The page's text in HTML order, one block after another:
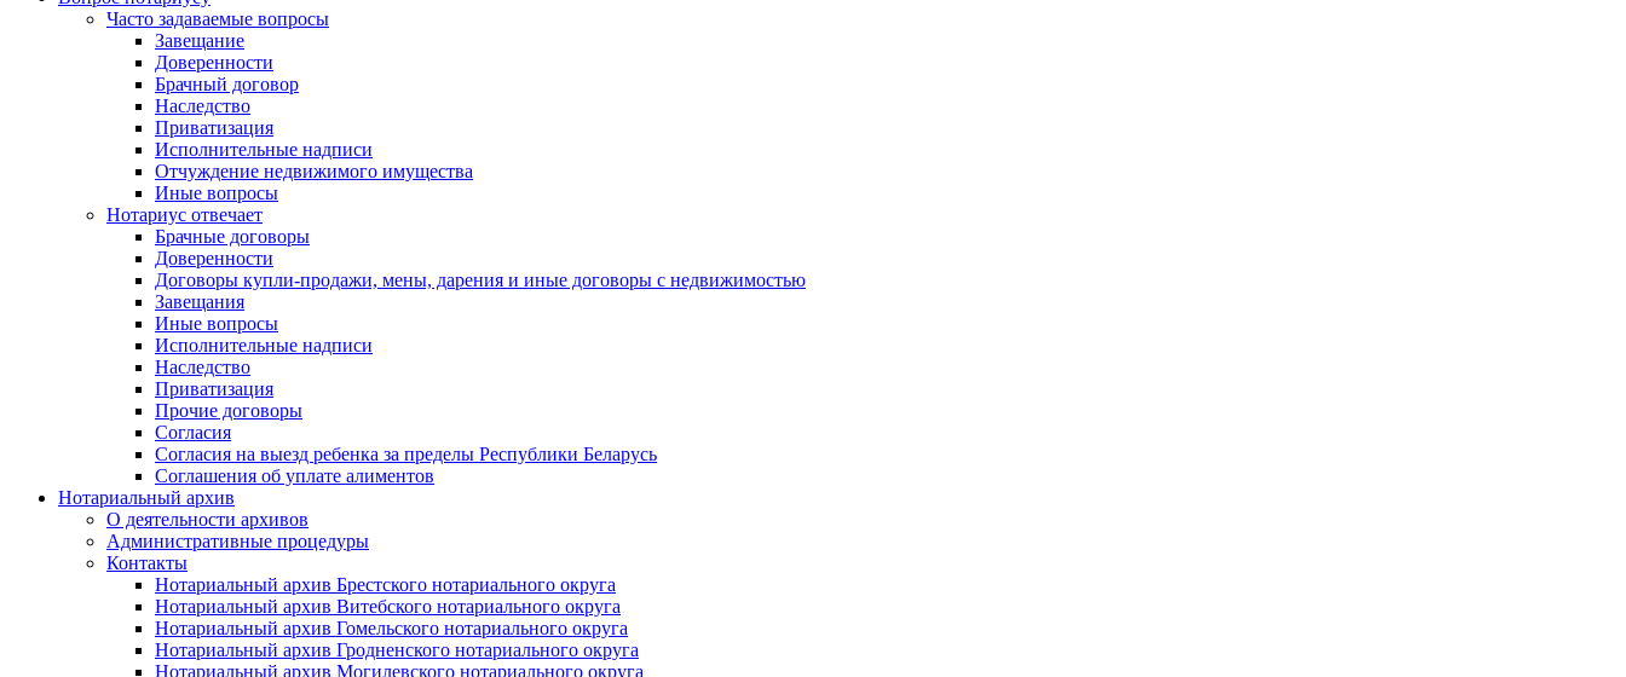
Часто задаваемые вопросы
Завещание
Доверенности
Брачный договор
Наследство
Приватизация
Исполнительные надписи
Отчуждение недвижимого имущества
Иные вопросы
Нотариус отвечает
Брачные договоры
Доверенности
Договоры купли-продажи, мены, дарения и иные договоры с недвижимостью
Завещания
Иные вопросы
Исполнительные надписи
Наследство
Приватизация
Прочие договоры
Согласия
Согласия на выезд ребенка за пределы Республики Беларусь
Соглашения об уплате алиментов
Нотариальный архив
О деятельности архивов
Административные процедуры
Контакты
Нотариальный архив Брестского нотариального округа
Нотариальный архив Витебского нотариального округа
Нотариальный архив Гомельского нотариального округа
Нотариальный архив Гродненского нотариального округа
Нотариальный архив Могилевского нотариального округа